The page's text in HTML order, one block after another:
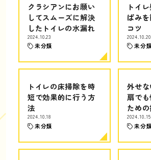
クラシアンにお願い
してスムーズに解決
したトイレの水漏れ
2024.10.23
未分類
トイ
ばみ
コツ
2024.10.20
未分類
トイレの床掃除を時
短で効果的に行う方
法
2024.10.18
未分類
外せ
扇で
ため
2024.10.15
未分類